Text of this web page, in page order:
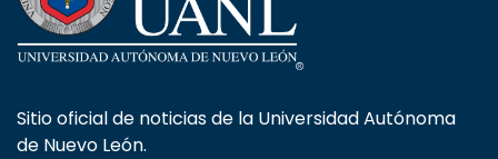
Sitio oficial de noticias de la Universidad Autónoma
de Nuevo León.